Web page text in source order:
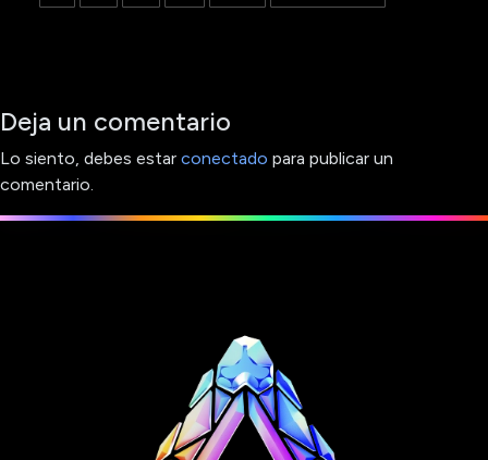
Deja un comentario
Lo siento, debes estar conectado para publicar un
comentario.